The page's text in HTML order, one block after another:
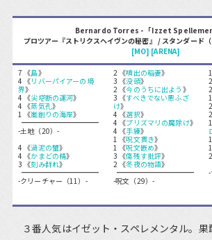
Bernardo Torres - 「Izzet
プロツアー『ストリクスヘイヴンの秘密』 / スタンダード
[MO] [ARENA]
7 《島》
4 《リバーパイアーの境
界》
4 《尖塔断の運河》
4 《蒸気孔》
1 《嵐削りの海岸》
-土地（20）-
4 《渦泥の蟹》
4 《かまどの精》
3 《刻み群れ》
-クリーチャー（11）-
2 《噴出の稲妻》
3 《没頭》
2 《今のうちに出よう 》
3 《すべきでない悪ふざ
け》
4 《選択》
4 《プリズマリの魔除け》
4 《手練》
1 《呪文貫き》
1 《呪文嵌め》
3 《傷残す批評》
2 《冬夜の物語》
-呪文（29）-
３番人気はイゼット・スペレメンタル。果